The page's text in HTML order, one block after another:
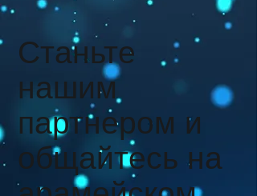
Станьте
нашим
партнером и
общайтесь на